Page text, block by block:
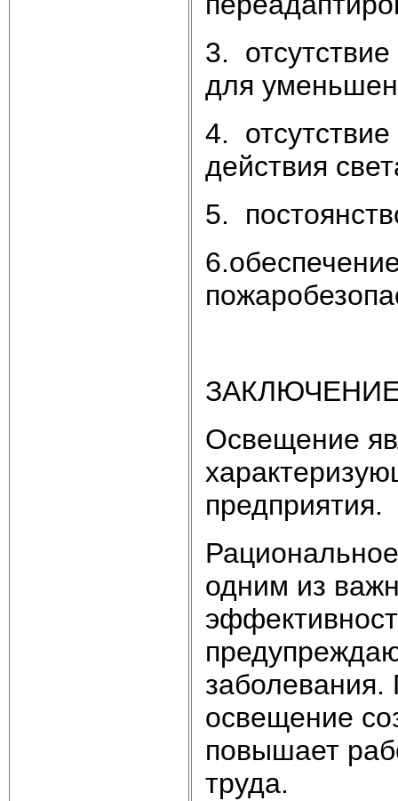
3.
для
4.
действия
5.
Освещение
предприятия.
одним из
заболевания.
освещение
повышает
труда.